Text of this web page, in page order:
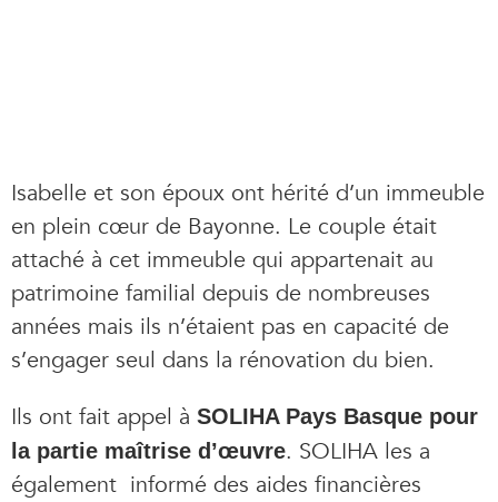
Isabelle et son époux ont hérité d’un immeuble
en plein cœur de Bayonne. Le couple était
attaché à cet immeuble qui appartenait au
patrimoine familial depuis de nombreuses
années mais ils n’étaient pas en capacité de
s’engager seul dans la rénovation du bien.
Ils ont fait appel à SOLIHA Pays Basque pour
la partie maîtrise d’œuvre. SOLIHA les a
également informé des aides financières